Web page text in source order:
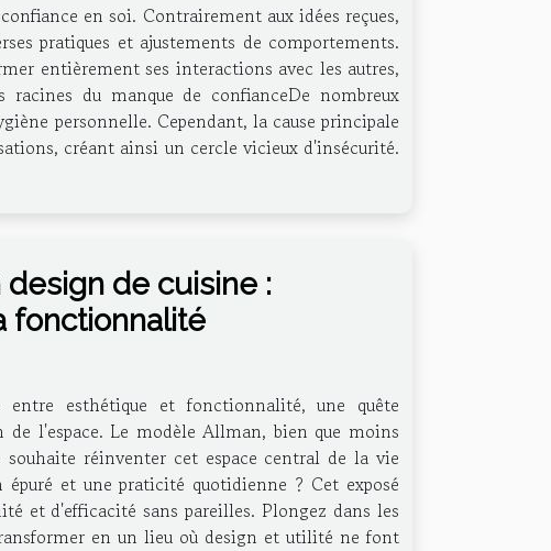
en soi. Contrairement aux idées reçues,
pratiques et ajustements de comportements.
entièrement ses interactions avec les autres,
du manque de confianceDe nombreux
personnelle. Cependant, la cause principale
créant ainsi un cercle vicieux d'insécurité.
de cuisine :
fonctionnalité
entre esthétique et fonctionnalité, une quête
l'espace. Le modèle Allman, bien que moins
réinventer cet espace central de la vie
et une praticité quotidienne ? Cet exposé
et d'efficacité sans pareilles. Plongez dans les
en un lieu où design et utilité ne font